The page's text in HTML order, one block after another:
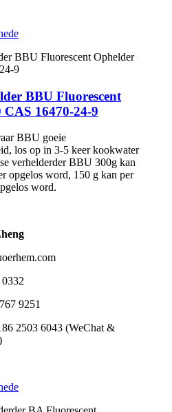
BBU Fluorescent
CAS 16470-24-9
BBU goeie
los op in 3-5 keer kookwater
verhelderder BBU 300g kan
opgelos word, 150 g kan per
word.
9251
2503 6043 (WeChat &